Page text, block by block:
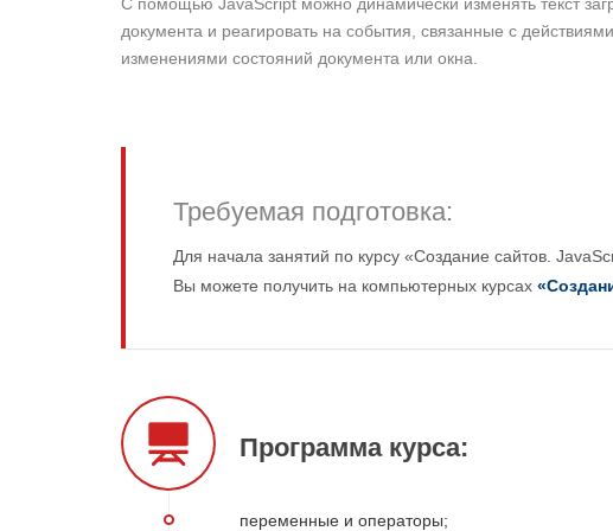
документа и реагировать на события, связанные с
изменениями состояний документа или окна.
Требуемая подготовка:
Для начала занятий по курсу «Создание сайтов.
Вы можете получить на компьютерных курсах
Программа курса:
переменные и операторы;